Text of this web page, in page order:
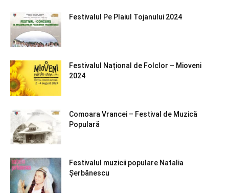
Festivalul Pe Plaiul Tojanului 2024
Festivalul Național de Folclor – Mioveni
2024
Comoara Vrancei – Festival de Muzică
Populară
Festivalul muzicii populare Natalia
Șerbănescu